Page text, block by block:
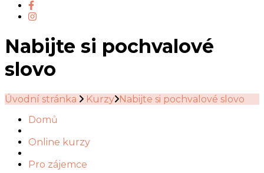
Nabijte si pochvalové
slovo
Úvodní stránka Kurzy Nabijte si pochvalové slovo
Domů
Online kurzy
Pro zájemce